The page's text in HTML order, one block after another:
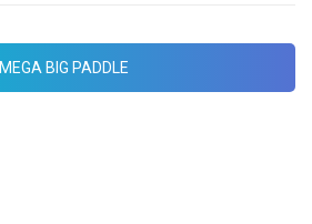
MEGA BIG PADDLE